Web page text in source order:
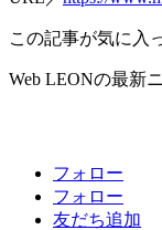
この記事が気に入
Web LEONの最新
フォロー
フォロー
友だち追加